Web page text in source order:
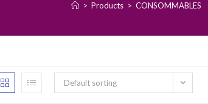
> Products > CONSOMMABLES
Default sorting